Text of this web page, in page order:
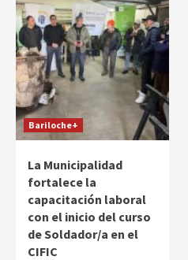
Bariloche+
La Municipalidad
fortalece la
capacitación laboral
con el inicio del curso
de Soldador/a en el
CIFIC